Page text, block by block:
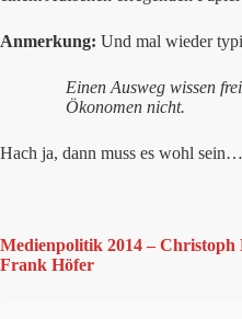
Anmerkung: Und mal wieder
Einen Ausweg wissen
Ökonomen nicht.
Hach ja, dann muss es wohl
Medienpolitik 2014 – Christoph
Frank Höfer